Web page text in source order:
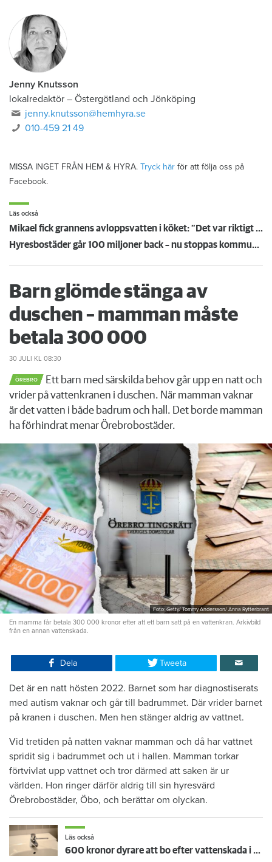
Jenny Knutsson
lokalredaktör – Östergötland och Jönköping
jenny.knutsson@hemhyra.se
010-459 21 49
MISSA INGET FRÅN HEM & HYRA. Tryck här för att följa oss på
Facebook.
Läs också
Mikael fick grannens avloppsvatten i köket: ”Det var riktigt vidrigt”
Hyresbostäder går 100 miljoner back – nu stoppas kommunens uttag
Barn glömde stänga av
duschen – mamman måste
betala 300 000
30 JULI KL 08:30
ÖREBRO
Ett barn med särskilda behov går upp en natt och
vrider på vattenkranen i duschen. När mamman vaknar
är det vatten i både badrum och hall. Det borde mamman
ha förhindrat menar Örebrobostäder.
Foto: Getty/ Tommy Andersson/ Anna Rytterbrant
En mamma får betala 300 000 kronor efter att ett barn satt på en vattenkran. Arkivbild
från en annan vattenskada.
Dela Tweeta
Det är en natt hösten 2022. Barnet som har diagnostiserats
med autism vaknar och går till badrummet. Där vrider barnet
på kranen i duschen. Men hen stänger aldrig av vattnet.
Vid tretiden på natten vaknar mamman och då har vattnet
spridit sig i badrummet och ut i hallen. Mamman torkar
förtvivlat upp vattnet och tror därmed att saken är ur
världen. Hon ringer därför aldrig till sin hyresvärd
Örebrobostäder, Öbo, och berättar om olyckan.
Läs också
600 kronor dyrare att bo efter vattenskada i Varberg